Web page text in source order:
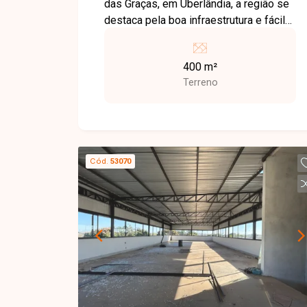
das Graças, em Uberlândia, a região se
destaca pela boa infraestrutura e fácil
serviços essenciais, sendo uma ótima
opção para quem busca praticidade no
para quem deseja construir ou investir
em uma região estratégica. Entre em
contato para mais informações!
400 m²
Terreno
Cód. 53070